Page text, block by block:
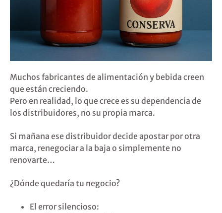
Muchos fabricantes de alimentación y bebida creen
que están creciendo.
Pero en realidad, lo que crece es su dependencia de
los distribuidores, no su propia marca.
Si mañana ese distribuidor decide apostar por otra
marca, renegociar a la baja o simplemente no
renovarte…
¿Dónde quedaría tu negocio?
El error silencioso: